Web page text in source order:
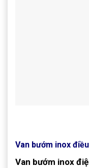
Van bướm inox
Van bướm inox